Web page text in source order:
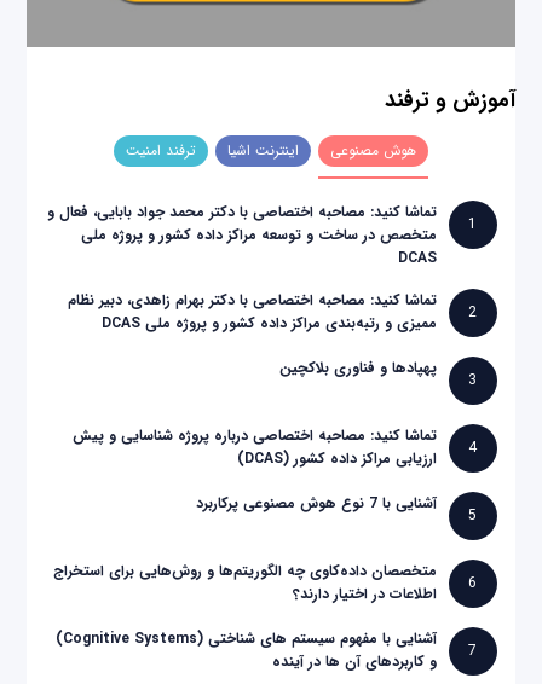
آموزش و ترفند
هوش مصنوعی اینترنت اشیا ترفند امنیت
1
تماشا کنید: مصاحبه اختصاصی با دکتر محمد جواد بابایی، فعال و
متخصص در ساخت و توسعه مراکز داده کشور و پروژه ملی
DCAS
2
تماشا کنید: مصاحبه اختصاصی با دکتر بهرام زاهدی، دبیر نظام
ممیزی و رتبه‌بندی مراکز داده کشور و پروژه ملی DCAS
3
پهپادها و فناوری بلاکچین
4
تماشا کنید: مصاحبه اختصاصی درباره پروژه شناسایی و پیش
ارزیابی مراکز داده کشور (DCAS)
5
آشنایی با 7 نوع هوش مصنوعی پرکاربرد
6
متخصصان داده‌کاوی چه الگوریتم‌ها و روش‌هایی برای استخراج
اطلاعات در اختیار دارند؟
7
آشنایی با مفهوم سیستم های شناختی (Cognitive Systems)
و کاربردهای آن ها در آینده